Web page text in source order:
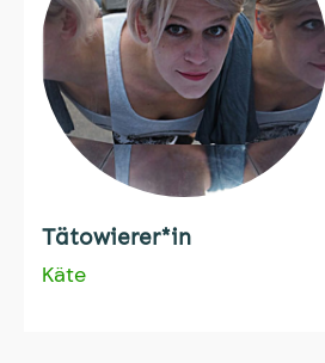
Tätowierer*in
Käte